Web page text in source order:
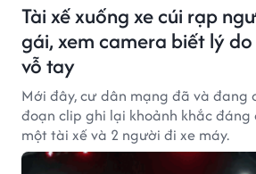
Tài xế xuống xe cúi rạp
gái, xem camera biết lý
vỗ tay
Mới đây, cư dân mạng đã và đang
đoạn clip ghi lại khoảnh khắc đáng
một tài xế và 2 người đi xe máy.